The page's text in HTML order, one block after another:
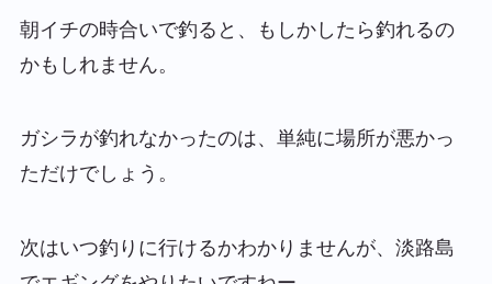
朝イチの時合いで釣ると、もしかしたら釣れるの
かもしれません。
ガシラが釣れなかったのは、単純に場所が悪かっ
ただけでしょう。
次はいつ釣りに行けるかわかりませんが、淡路島